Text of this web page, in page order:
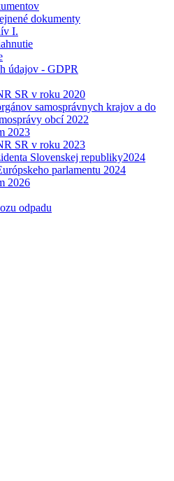
dokumenty
I.
údajov - GDPR
SR v roku 2020
samosprávnych krajov a do
obcí 2022
2023
SR v roku 2023
Slovenskej republiky2024
parlamentu 2024
2026
odpadu